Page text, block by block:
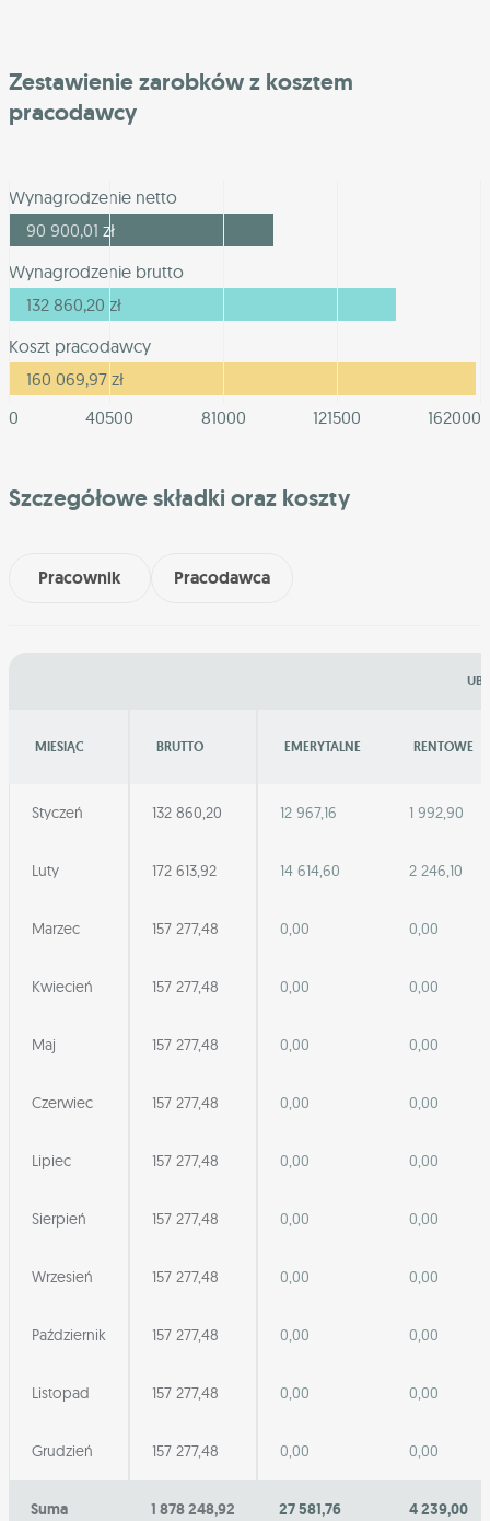
Zestawienie zarobków z kosztem
pracodawcy
Wynagrodzenie netto
90 900,01 zł
Wynagrodzenie brutto
132 860,20 zł
Koszt pracodawcy
160 069,97 zł
0
40500 81000 121500 162000
Szczegółowe składki oraz koszty
Pracownik Pracodawca
MIESIĄC BRUTTO EMERYTALNE RENTOWE
Styczeń 132 860,20 12 967,16 1 992,90
Luty 172 613,92 14 614,60 2 246,10
Marzec 157 277,48 0,00 0,00
Kwiecień 157 277,48 0,00 0,00
Maj 157 277,48 0,00 0,00
Czerwiec 157 277,48 0,00 0,00
Lipiec 157 277,48 0,00 0,00
Sierpień 157 277,48 0,00 0,00
Wrzesień 157 277,48 0,00 0,00
Październik 157 277,48 0,00 0,00
Listopad 157 277,48 0,00 0,00
Grudzień 157 277,48 0,00 0,00
Suma 1 878 248,92 27 581,76 4 239,00